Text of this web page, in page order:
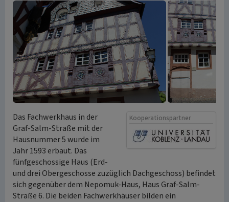
Kooperationspartner
Das Fachwerkhaus in der
Graf-Salm-Straße mit der
Hausnummer 5 wurde im
Jahr 1593 erbaut. Das
fünfgeschossige Haus (Erd-
und drei Obergeschosse zuzüglich Dachgeschoss) befindet
sich gegenüber dem Nepomuk-Haus, Haus Graf-Salm-
Straße 6. Die beiden Fachwerkhäuser bilden ein